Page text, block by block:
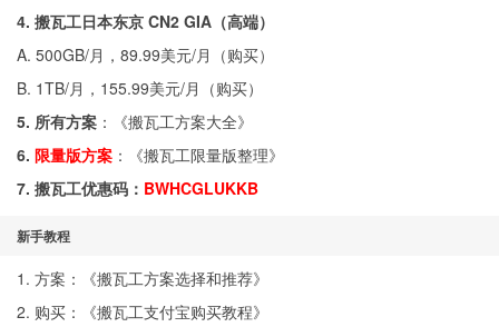
4. 搬瓦工日本东京 CN2 GIA（高端）
A. 500GB/月，89.99美元/月（购买）
B. 1TB/月，155.99美元/月（购买）
5. 所有方案 ：《搬瓦工方案大全》
6. 限量版方案 ：《搬瓦工限量版整理》
7. 搬瓦工优惠码： BWHCGLUKKB
新手教程
1. 方案：《搬瓦工方案选择和推荐》
2. 购买：《搬瓦工支付宝购买教程》